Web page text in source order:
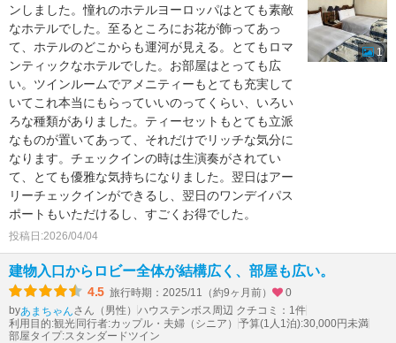
ンしました。憧れのホテルヨーロッパはとても素敵
なホテルでした。至るところにお花が飾ってあっ
て、ホテルのどこからも運河が見える。とてもロマ
ンティックなホテルでした。お部屋はとっても広
い。ツインルームでアメニティーもとても充実して
いてこれ本当にもらっていいのってくらい、いろい
ろな種類がありました。ティーセットもとても立派
なものが置いてあって、それだけでリッチな気分に
なります。チェックインの時は生演奏がされてい
て、とても優雅な気持ちになりました。翌日はアー
リーチェックインができるし、翌日のワンデイパス
ポートもいただけるし、すごくお得でした。
投稿日:2026/04/04
1
建物入口からロビー全体が結構広く、部屋も広い。
4.5 旅行時期：2025/11（約9ヶ月前）
0
byあまちゃんさん（男性） ハウステンボス周辺 クチコミ：1件
利用目的:観光同行者:カップル・夫婦（シニア） 予算(1人1泊):30,000円未満
部屋タイプ:スタンダードツイン